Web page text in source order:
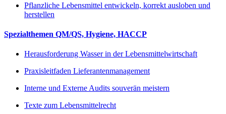
Pflanzliche Lebensmittel entwickeln, korrekt ausloben und
herstellen
Spezialthemen QM/QS, Hygiene, HACCP
Herausforderung Wasser in der Lebensmittelwirtschaft
Praxisleitfaden Lieferantenmanagement
Interne und Externe Audits souverän meistern
Texte zum Lebensmittelrecht